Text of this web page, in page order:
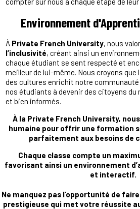
Environnement
À Private French University, nous
l’inclusivité, créant ainsi un
chaque étudiant se sent respecté et
meilleur de lui-même. Nous croyons
des cultures enrichit notre
nos étudiants à devenir des citoyens du
et bien informés.
À la Private French University,
humaine pour offrir une formation
parfaitement aux besoins de
Chaque classe compte un
favorisant ainsi un environnement
et interactif.
Ne manquez pas l’opportunité de
prestigieuse qui met votre réussite